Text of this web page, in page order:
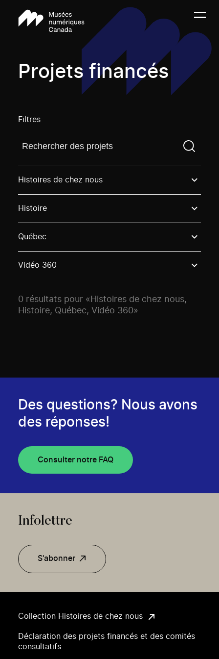
Projets financés
Filtres
Trouvez un projetVous devez saisir un terme de
Histoires de chez nous
Histoire
Québec
Vidéo 360
0 résultats pour «Histoires de chez nous,
Histoire, Québec, Vidéo 360»
Collection Histoires de chez nous
Déclaration des projets financés et des comités
consultatifs
Des questions? Nous avons
des réponses!
Consulter notre FAQ
Infolettre
S'abonner